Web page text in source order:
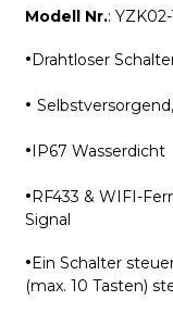
Modell Nr.:
·Drahtloser
·
·IP67 Wasserdicht
·RF433 & WIFI-
Signal
·Ein Schalter
(max. 10 Tasten)